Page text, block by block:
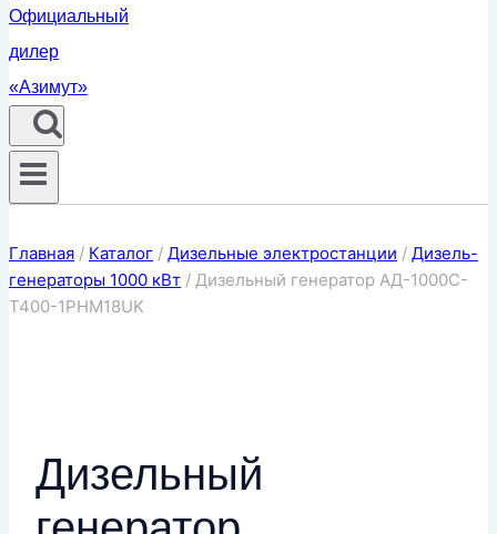
Главная / Каталог / Дизельные электростанции / Дизель-
генераторы 1000 кВт / Дизельный генератор АД-1000C-
T400-1РНМ18UK
Дизельный